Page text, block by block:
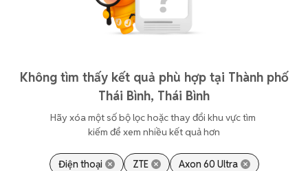
Không tìm thấy kết quả phù hợp tại Thành phố
Thái Bình, Thái Bình
Hãy xóa một số bộ lọc hoặc thay đổi khu vực tìm
kiếm để xem nhiều kết quả hơn
Điện thoại ZTE Axon 60 Ultra